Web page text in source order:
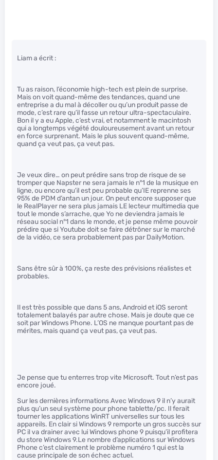
Liam a écrit :
Tu as raison, l’économie high-tech est plein de surprise.
Mais on voit quand-même des tendances, quand une
entreprise a du mal à décoller ou qu’un produit passe de
mode, c’est rare qu’il fasse un retour ultra-spectaculaire.
Bon il y a eu Apple, c’est vrai, et notamment le macintosh
qui a longtemps végété douloureusement avant un retour
en force surprenant. Mais le plus souvent quand-même,
quand ça veut pas, ça veut pas.
Je veux dire… on peut prédire sans trop de risque de se
tromper que Napster ne sera jamais le n°1 de la musique en
ligne, ou encore qu’il est peu probable qu’IE reprenne ses
95% de PDM d’antan un jour. On peut encore supposer que
le RealPlayer ne sera plus jamais LE lecteur multimedia que
tout le monde s’arrache, que Yo ne deviendra jamais le
réseau social n°1 dans le monde, et je pense même pouvoir
prédire que si Youtube doit se faire détrôner sur le marché
de la vidéo, ce sera probablement pas par DailyMotion.
Sans être sûr à 100%, ça reste des prévisions réalistes et
probables.
Il est très possible que dans 5 ans, Android et iOS seront
totalement balayés par autre chose. Mais je doute que ce
soit par Windows Phone. L’OS ne manque pourtant pas de
mérites, mais quand ça veut pas, ça veut pas.
Je pense que tu enterres trop vite Microsoft. Tout n’est pas
encore joué.
Sur les dernières informations Avec Windows 9 il n’y aurait
plus qu’un seul système pour phone tablette/pc. Il ferait
tourner les applications WinRT universelles sur tous les
appareils. En clair si Windows 9 remporte un gros succès sur
PC il va drainer avec lui Windows phone 9 puisqu’il profitera
du store Windows 9.Le nombre d’applications sur Windows
Phone c’est clairement le problème numéro 1 qui est la
cause principale de son échec actuel.